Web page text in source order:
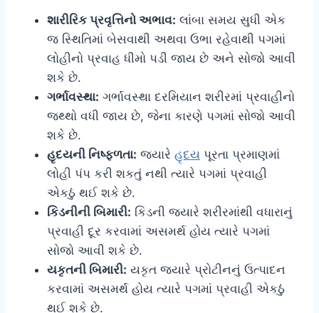
શારીરિક પ્રવૃત્તિનો અભાવ: લાંબા સમય સુધી એક
જ સ્થિતિમાં બેસવાથી અથવા ઉભા રહેવાથી પગમાં
લોહીનો પ્રવાહ ધીમો પડી જાય છે અને સોજો આવી
શકે છે.
ગર્ભાવસ્થા: ગર્ભાવસ્થા દરમિયાન શરીરમાં પ્રવાહીનો
જથ્થો વધી જાય છે, જેના કારણે પગમાં સોજો આવી
શકે છે.
હૃદયની નિષ્ફળતા: જ્યારે હૃદય પૂરતા પ્રમાણમાં
લોહી પંપ કરી શકતું નથી ત્યારે પગમાં પ્રવાહી
એકઠું થઈ શકે છે.
કિડનીની બિમારી: કિડની જ્યારે શરીરમાંથી વધારાનું
પ્રવાહી દૂર કરવામાં અસમર્થ હોય ત્યારે પગમાં
સોજો આવી શકે છે.
યકૃતની બિમારી: યકૃત જ્યારે પ્રોટીનનું ઉત્પાદન
કરવામાં અસમર્થ હોય ત્યારે પગમાં પ્રવાહી એકઠું
થઈ શકે છે.